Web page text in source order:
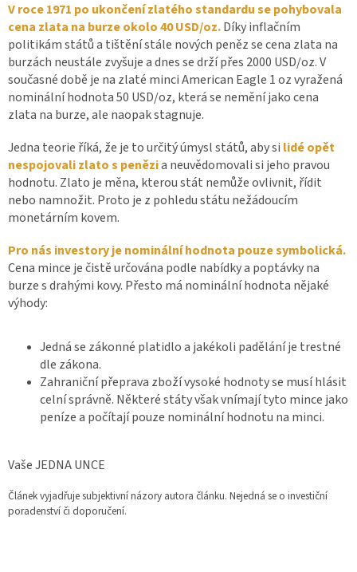
V roce 1971 po ukončení zlatého standardu se pohybovala
cena zlata na burze okolo 40 USD/oz.Díky inflačním
politikám států a tištění stále nových peněz se cena zlata na
burzách neustále zvyšuje a dnes se drží přes 2000 USD/oz. V
současné době je na zlaté minci American Eagle 1 oz vyražená
nominální hodnota 50 USD/oz, která se nemění jako cena
zlata na burze, ale naopak stagnuje.
Jedna teorie říká, že je to určitý úmysl států, aby si lidé opět
nespojovali zlato s penězia neuvědomovali si jeho pravou
hodnotu. Zlato je měna, kterou stát nemůže ovlivnit, řídit
nebo namnožit. Proto je z pohledu státu nežádoucím
monetárním kovem.
Pro nás investory je nominální hodnota pouze symbolická.
Cena mince je čistě určována podle nabídky a poptávky na
burze s drahými kovy. Přesto má nominální hodnota nějaké
výhody:
Jedná se zákonné platidlo a jakékoli padělání je trestné
dle zákona.
Zahraniční přeprava zboží vysoké hodnoty se musí hlásit
celní správně. Některé státy však vnímají tyto mince jako
peníze a počítají pouze nominální hodnotu na minci.
Vaše JEDNA UNCE
Článek vyjadřuje subjektivní názory autora článku. Nejedná se o investiční
poradenství či doporučení.